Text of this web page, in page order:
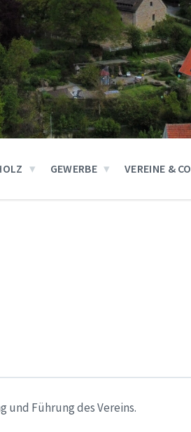
GEWERBE VEREINE & CO
Führung des Vereins.